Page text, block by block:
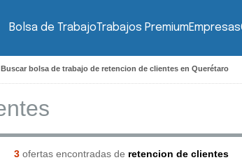
Bolsa de TrabajoTrabajos PremiumEmpresas
Buscar bolsa de trabajo de retencion de clientes en Querétaro
3ofertas encontradas de retencion de clientes